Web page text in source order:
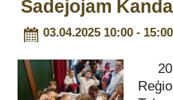
Sadejojam
03.04.2025 10:00 - 15:00